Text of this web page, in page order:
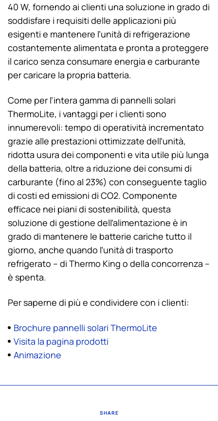
40 W, fornendo ai clienti una soluzione in grado di
soddisfare i requisiti delle applicazioni più
esigenti e mantenere l’unità di refrigerazione
costantemente alimentata e pronta a proteggere
il carico senza consumare energia e carburante
per caricare la propria batteria.
Come per l’intera gamma di pannelli solari
ThermoLite, i vantaggi per i clienti sono
innumerevoli: tempo di operatività incrementato
grazie alle prestazioni ottimizzate dell’unità,
ridotta usura dei componenti e vita utile più lunga
della batteria, oltre a riduzione dei consumi di
carburante (fino al 23%) con conseguente taglio
di costi ed emissioni di CO2. Componente
efficace nei piani di sostenibilità, questa
soluzione di gestione dell’alimentazione è in
grado di mantenere le batterie cariche tutto il
giorno, anche quando l’unità di trasporto
refrigerato – di Thermo King o della concorrenza –
è spenta.
Per saperne di più e condividere con i clienti:
Brochure pannelli solari ThermoLite
Visita la pagina prodotti
Animazione
SHARE